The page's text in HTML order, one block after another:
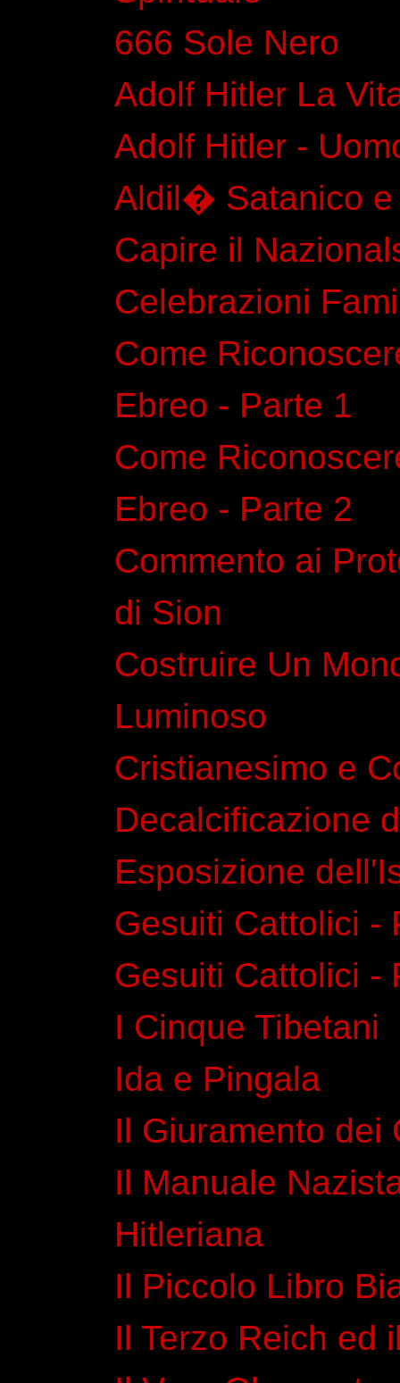
666 Sole Nero
Adolf Hitler La
Adolf Hitler -
Aldil� Satanico e
Capire il
Celebrazioni
Come
Ebreo - Parte 1
Come
Ebreo - Parte 2
Commento ai
di Sion
Costruire Un
Luminoso
Cristianesimo e
Decalcificazione
Esposizione
Gesuiti Cattolici -
Gesuiti Cattolici -
I Cinque Tibetani
Ida e Pingala
Il Giuramento dei
Il Manuale
Hitleriana
Il Piccolo Libro
Il Terzo Reich ed